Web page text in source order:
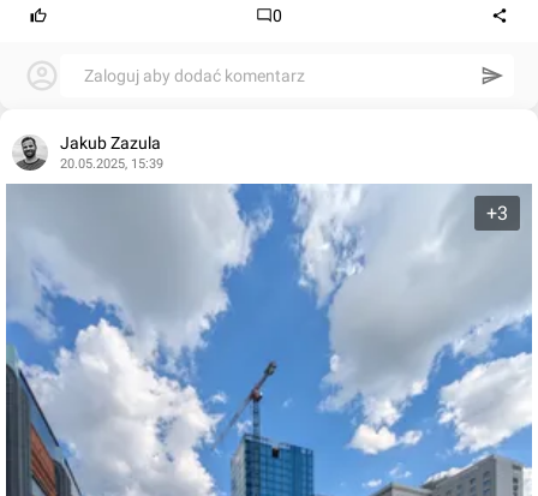
0
Zaloguj aby dodać komentarz
Jakub Zazula
20.05.2025, 15:39
+3